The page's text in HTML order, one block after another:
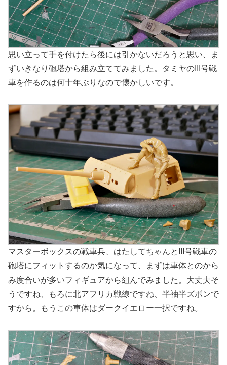
思い立って手を付けたら後には引かないだろうと思い、ま
ずいきなり砲塔から組み立ててみました。タミヤのIII号戦
車を作るのは何十年ぶりなので懐かしいです。
マスターボックスの戦車兵、はたしてちゃんとIII号戦車の
砲塔にフィットするのか気になって、まずは車体とのから
み度合いが多いフィギュアから組んでみました。大丈夫そ
うですね、もろに北アフリカ戦線ですね、半袖半ズボンで
すから。もうこの車体はダークイエロー一択ですね。